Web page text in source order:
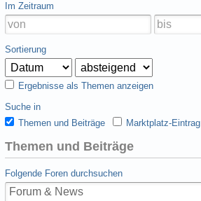
Im Zeitraum
Sortierung
Ergebnisse als Themen anzeigen
Suche in
Themen und Beiträge
Marktplatz-Eintrag
Themen und Beiträge
Folgende Foren durchsuchen